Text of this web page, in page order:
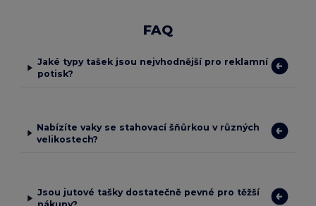
FAQ
Jaké typy tašek jsou nejvhodnější pro reklamní
potisk?
Nabízíte vaky se stahovací šňůrkou v různých
velikostech?
Jsou jutové tašky dostatečně pevné pro těžší